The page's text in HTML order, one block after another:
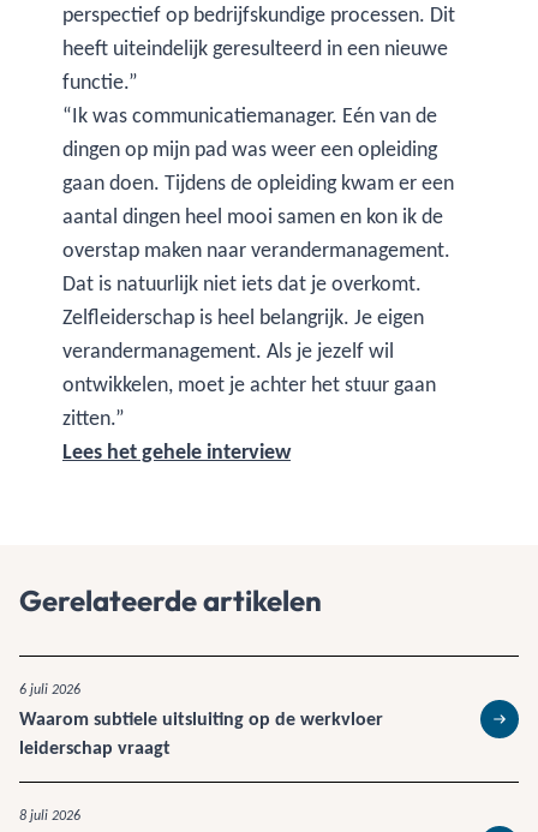
perspectief op bedrijfskundige processen. Dit
heeft uiteindelijk geresulteerd in een nieuwe
functie.”
“Ik was communicatiemanager. Eén van de
dingen op mijn pad was weer een opleiding
gaan doen. Tijdens de opleiding kwam er een
aantal dingen heel mooi samen en kon ik de
overstap maken naar verandermanagement.
Dat is natuurlijk niet iets dat je overkomt.
Zelfleiderschap is heel belangrijk. Je eigen
verandermanagement. Als je jezelf wil
ontwikkelen, moet je achter het stuur gaan
zitten.”
Lees het gehele interview
Gerelateerde artikelen
6 juli 2026
Waarom subtiele uitsluiting op de werkvloer
leiderschap vraagt
Lees
8 juli 2026